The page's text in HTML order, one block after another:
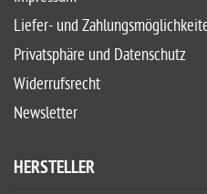
Liefer- und
Privatsphäre und Datenschutz
Widerrufsrecht
Newsletter
HERSTELLER